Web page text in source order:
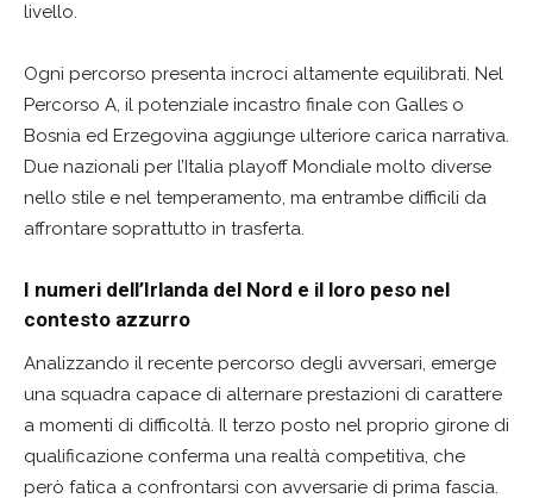
livello.
Ogni percorso presenta incroci altamente equilibrati. Nel
Percorso A, il potenziale incastro finale con Galles o
Bosnia ed Erzegovina aggiunge ulteriore carica narrativa.
Due nazionali per l’Italia playoff Mondiale molto diverse
nello stile e nel temperamento, ma entrambe difficili da
affrontare soprattutto in trasferta.
I numeri dell’Irlanda del Nord e il loro peso nel
contesto azzurro
Analizzando il recente percorso degli avversari, emerge
una squadra capace di alternare prestazioni di carattere
a momenti di difficoltà. Il terzo posto nel proprio girone di
qualificazione conferma una realtà competitiva, che
però fatica a confrontarsi con avversarie di prima fascia.